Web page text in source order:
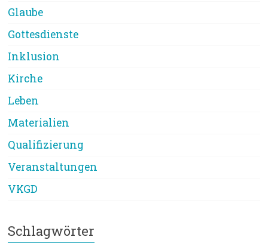
Glaube
Gottesdienste
Inklusion
Kirche
Leben
Materialien
Qualifizierung
Veranstaltungen
VKGD
Schlagwörter